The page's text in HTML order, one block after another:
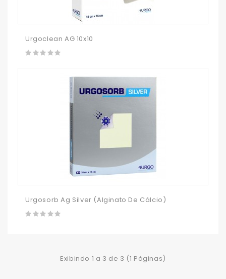
Urgoclean AG 10x10
Urgosorb Ag Silver (alginato De Cálcio)
Exibindo 1 a 3 de 3 (1 Páginas)